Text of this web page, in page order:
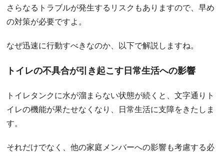
さらなるトラブルが発生するリスクもありますので、早め
の対策が必要ですよ。
なぜ迅速に行動すべきなのか、以下で解説しますね。
トイレの不具合が引き起こす日常生活への影響
トイレタンクに水が溜まらない状態が続くと、文字通りト
イレの機能が果たせなくなり、日常生活に支障をきたしま
す。
それだけでなく、他の家庭メンバーへの影響も考慮する必